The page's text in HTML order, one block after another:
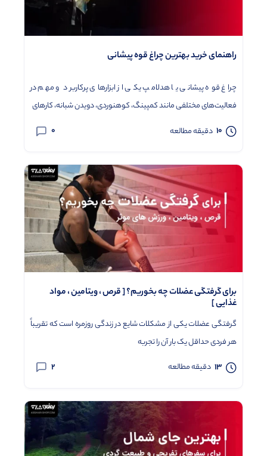
راهنمای خرید بهترین چراغ قوه پیشانی
چراغ قوه پیشانی یا هدلامپ یکی از ابزارهای پرکاربرد و مهم در
فعالیت‌های مختلفی مانند کمپینگ، کوهنوردی، دویدن شبانه، کارهای
10 دقیقه مطالعه 0
برای گرفتگی عضلات چه بخوریم؟ [ قرص ، ویتامین ، مواد
غذایی ]
گرفتگی عضلات یکی از مشکلات شایع در زندگی روزمره است که تقریباً
هر فردی حداقل یک بار آن را تجربه
13 دقیقه مطالعه 2